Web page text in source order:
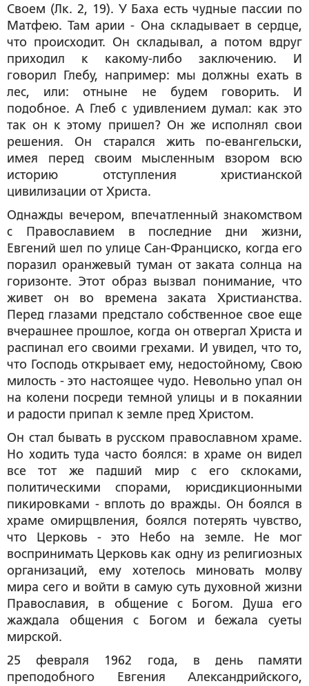
Своем (Лк. 2, 19). У Баха есть чудные пассии по
Матфею. Там арии - Она складывает в сердце,
что происходит. Он складывал, а потом вдруг
приходил к какому-либо заключению. И
говорил Глебу, например: мы должны ехать в
лес, или: отныне не будем говорить. И
подобное. А Глеб с удивлением думал: как это
так он к этому пришел? Он же исполнял свои
решения. Он старался жить по-евангельски,
имея перед своим мысленным взором всю
историю отступления христианской
цивилизации от Христа.
Однажды вечером, впечатленный знакомством
с Православием в последние дни жизни,
Евгений шел по улице Сан-Франциско, когда его
поразил оранжевый туман от заката солнца на
горизонте. Этот образ вызвал понимание, что
живет он во времена заката Христианства.
Перед глазами предстало собственное свое еще
вчерашнее прошлое, когда он отвергал Христа и
распинал его своими грехами. И увидел, что то,
что Господь открывает ему, недостойному, Свою
милость - это настоящее чудо. Невольно упал он
на колени посреди темной улицы и в покаянии
и радости припал к земле пред Христом.
Он стал бывать в русском православном храме.
Но ходить туда часто боялся: в храме он видел
все тот же падший мир с его склоками,
политическими спорами, юрисдикционными
пикировками - вплоть до вражды. Он боялся в
храме омирщвления, боялся потерять чувство,
что Церковь - это Небо на земле. Не мог
воспринимать Церковь как одну из религиозных
организаций, ему хотелось миновать молву
мира сего и войти в самую суть духовной жизни
Православия, в общение с Богом. Душа его
жаждала общения с Богом и бежала суеты
мирской.
25 февраля 1962 года, в день памяти
преподобного Евгения Александрийского,